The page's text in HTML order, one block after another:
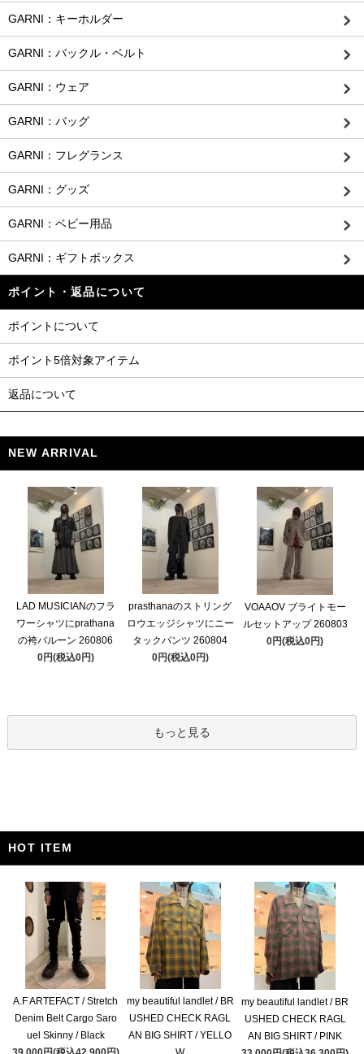
GARNI：キーホルダー
GARNI：バックル・ベルト
GARNI：ウェア
GARNI：バッグ
GARNI：フレグランス
GARNI：グッズ
GARNI：ベビー用品
GARNI：ギフトボックス
ポイント・返品について
ポイントについて
ポイント5倍対象アイテム
返品について
NEW ARRIVAL
LAD MUSICIANのフラ
ワーシャツにprathana
の袴バルーン 260806
0円(税込0円)
prasthanaのストリング
ロウエッジシャツにニー
タックパンツ 260804
0円(税込0円)
VOAAOV ブライトモー
ルセットアップ 260803
0円(税込0円)
もっと見る
HOT ITEM
A.F ARTEFACT / Stretch
Denim Belt Cargo Saro
uel Skinny / Black
my beautiful landlet / BR
USHED CHECK RAGL
AN BIG SHIRT / YELLO
my beautiful landlet / BR
USHED CHECK RAGL
AN BIG SHIRT / PINK